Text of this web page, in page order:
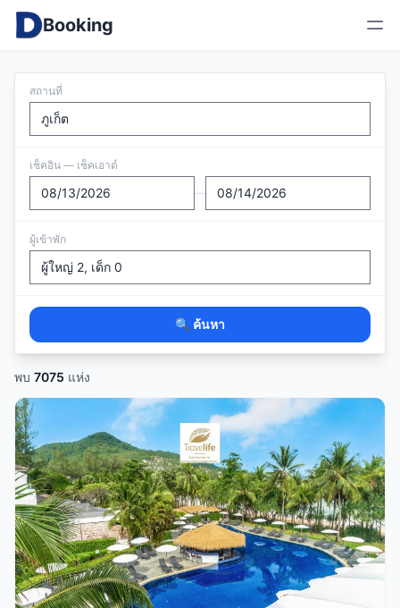
Booking
สถานที่
เช็คอิน — เช็คเอาต์
—
ผู้เข้าพัก
🔍 ค้นหา
พบ 7075 แห่ง